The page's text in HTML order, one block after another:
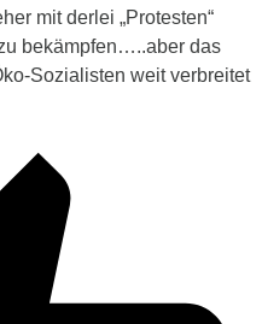
mit derlei „Protesten“
bekämpfen…..aber das
Sozialisten weit verbreitet